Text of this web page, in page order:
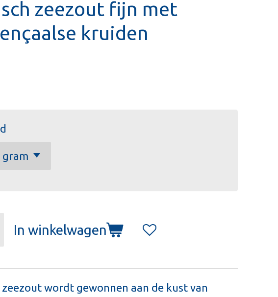
zeezout fijn met
kruiden
In winkelwagen
zeezout wordt gewonnen aan de kust van